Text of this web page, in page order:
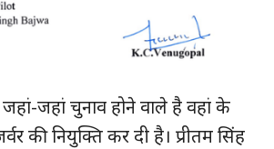
जहां चुनाव होने वाले है वहां के
की नियुक्ति कर दी है। प्रीतम सिंह